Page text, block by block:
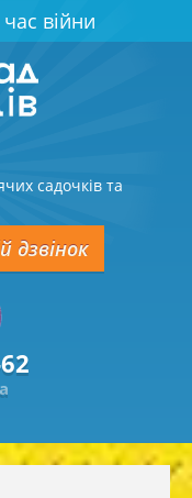
війни
садочків та
дзвінок